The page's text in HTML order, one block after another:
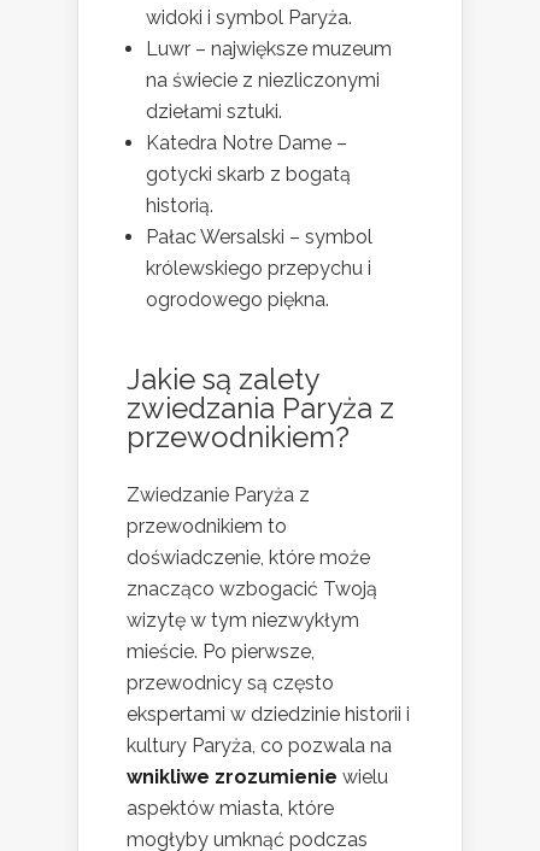
widoki i symbol Paryża.
Luwr – największe muzeum
na świecie z niezliczonymi
dziełami sztuki.
Katedra Notre Dame –
gotycki skarb z bogatą
historią.
Pałac Wersalski – symbol
królewskiego przepychu i
ogrodowego piękna.
Jakie są zalety
zwiedzania Paryża z
przewodnikiem?
Zwiedzanie Paryża z
przewodnikiem to
doświadczenie, które może
znacząco wzbogacić Twoją
wizytę w tym niezwykłym
mieście. Po pierwsze,
przewodnicy są często
ekspertami w dziedzinie historii i
kultury Paryża, co pozwala na
wnikliwe zrozumienie wielu
aspektów miasta, które
mogłyby umknąć podczas